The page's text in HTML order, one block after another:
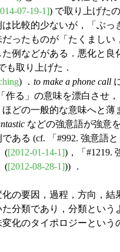
07-19-1]) で取り上げた
比較的少ないが，「ぶっ
ったものが「たくましい
例などがある．悪化と良
も取り上げた．
) ． to make a phone call
作る」の意味を漂白させ
どの一般的な意味へと薄
などの強意語が強意
ある (cf. 「#992. 強意語
([2012-01-14-1])，「#1219.
([2012-08-28-1])) ．
の要因，過程，方向，結
分類であり，分類という
変化のタイポロジーという